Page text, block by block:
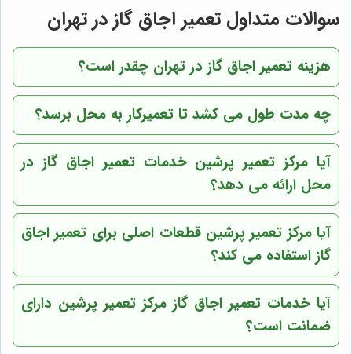
سوالات متداول تعمیر اجاق گاز در تهران
هزینه تعمیر اجاق گاز در تهران چقدر است؟
چه مدت طول می کشد تا تعمیرکار به محل برسد؟
آیا مرکز تعمیر پرشین خدمات تعمیر اجاق گاز در
محل ارائه می دهد؟
آیا مرکز تعمیر پرشین قطعات اصلی برای تعمیر اجاق
گاز استفاده می کند؟
آیا خدمات تعمیر اجاق گاز مرکز تعمیر پرشین دارای
ضمانت است؟